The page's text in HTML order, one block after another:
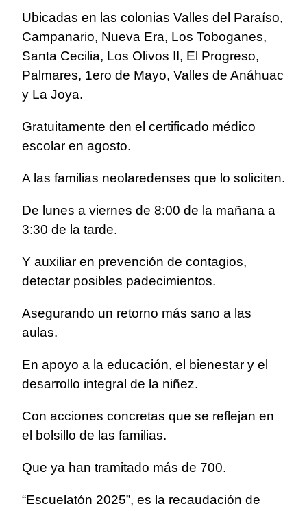
Ubicadas en las colonias Valles del Paraíso,
Campanario, Nueva Era, Los Toboganes,
Santa Cecilia, Los Olivos II, El Progreso,
Palmares, 1ero de Mayo, Valles de Anáhuac
y La Joya.
Gratuitamente den el certificado médico
escolar en agosto.
A las familias neolaredenses que lo soliciten.
De lunes a viernes de 8:00 de la mañana a
3:30 de la tarde.
Y auxiliar en prevención de contagios,
detectar posibles padecimientos.
Asegurando un retorno más sano a las
aulas.
En apoyo a la educación, el bienestar y el
desarrollo integral de la niñez.
Con acciones concretas que se reflejan en
el bolsillo de las familias.
Que ya han tramitado más de 700.
“Escuelatón 2025”, es la recaudación de